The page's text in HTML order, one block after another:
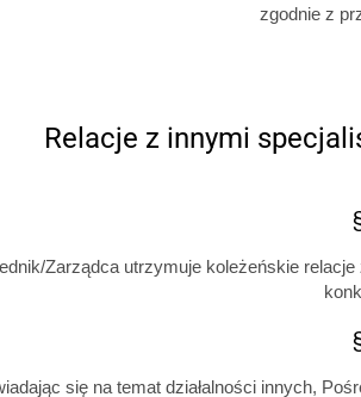
zgodnie z
Relacje z innymi
Zarządca utrzymuje koleżeńskie
się na temat działalności innych,